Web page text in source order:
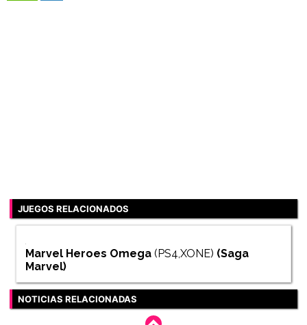
JUEGOS RELACIONADOS
Marvel Heroes Omega (PS4,XONE) (Saga
Marvel)
NOTICIAS RELACIONADAS